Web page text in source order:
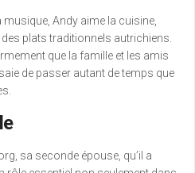
musique, Andy aime la cuisine,
plats traditionnels autrichiens.
que la famille et les amis
de passer autant de temps que
sa seconde épouse, qu’il a